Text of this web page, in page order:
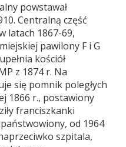
powstawał
Centralną część
latach 1867-69,
pawilony F i G
kościół
z 1874 r. Na
się pomnik poległych
1866 r., postawiony
franciszkanki
od 1964
szpitala,